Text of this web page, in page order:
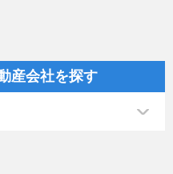
産会社を探す